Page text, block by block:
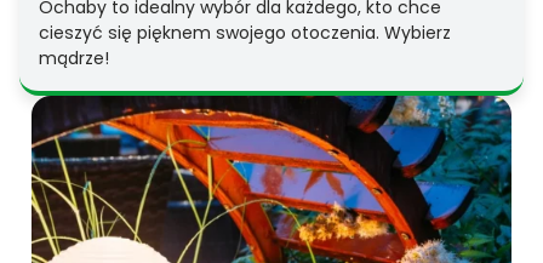
Ochaby to idealny wybór dla każdego, kto chce
cieszyć się pięknem swojego otoczenia. Wybierz
mądrze!